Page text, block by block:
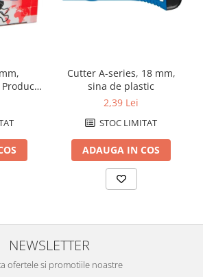
articole hartie
si
Cutter A-series, 18 mm,
sina de plastic
2,39 Lei
STOC LIMITAT
ADAUGA IN COS
NEWSLETTER
ofertele si promotiile noastre